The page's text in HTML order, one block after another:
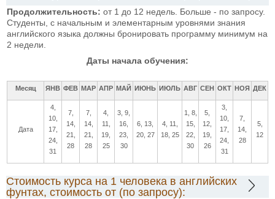
Продолжительность: от 1 до 12 недель. Больше - по запросу.
Студенты, с начальным и элементарным уровнями знания
английского языка должны бронировать программу минимум на
2 недели.
Даты начала обучения:
Месяц ЯНВ ФЕВ МАР АПР МАЙ ИЮНЬ ИЮЛЬ АВГ СЕН ОКТ НОЯ ДЕК
Дата
4,
10,
17,
24,
31
7,
14,
21,
28
7,
14,
21,
28
4,
11,
19,
25
3, 9,
16,
23,
30
6, 13,
20, 27
4, 11,
18, 25
1, 8,
15,
22,
30
5,
12,
19,
26
3,
10,
17,
24,
31
7,
14,
28
5,
12
Стоимость курса на 1 человека в английских
фунтах, стоимость от (по запросу):